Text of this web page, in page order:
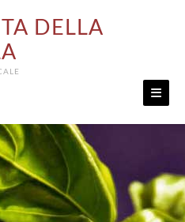
DELLA